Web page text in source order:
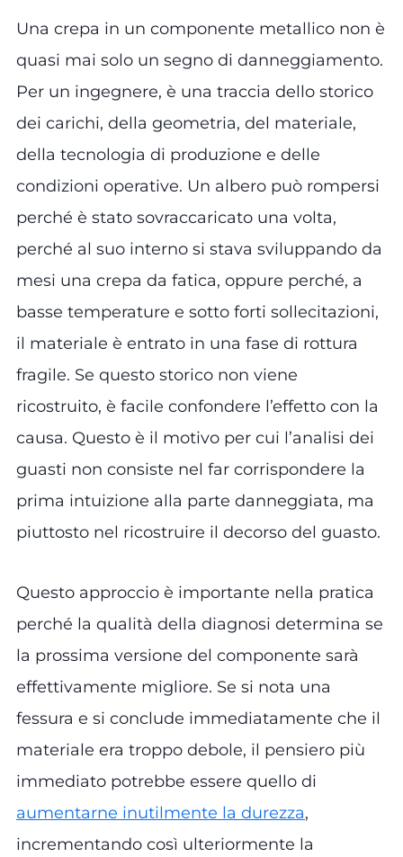
Una crepa in un componente metallico non è
quasi mai solo un segno di danneggiamento.
Per un ingegnere, è una traccia dello storico
dei carichi, della geometria, del materiale,
della tecnologia di produzione e delle
condizioni operative. Un albero può rompersi
perché è stato sovraccaricato una volta,
perché al suo interno si stava sviluppando da
mesi una crepa da fatica, oppure perché, a
basse temperature e sotto forti sollecitazioni,
il materiale è entrato in una fase di rottura
fragile. Se questo storico non viene
ricostruito, è facile confondere l’effetto con la
causa. Questo è il motivo per cui l’analisi dei
guasti non consiste nel far corrispondere la
prima intuizione alla parte danneggiata, ma
piuttosto nel ricostruire il decorso del guasto.
Questo approccio è importante nella pratica
perché la qualità della diagnosi determina se
la prossima versione del componente sarà
effettivamente migliore. Se si nota una
fessura e si conclude immediatamente che il
materiale era troppo debole, il pensiero più
immediato potrebbe essere quello di
aumentarne inutilmente la durezza,
incrementando così ulteriormente la